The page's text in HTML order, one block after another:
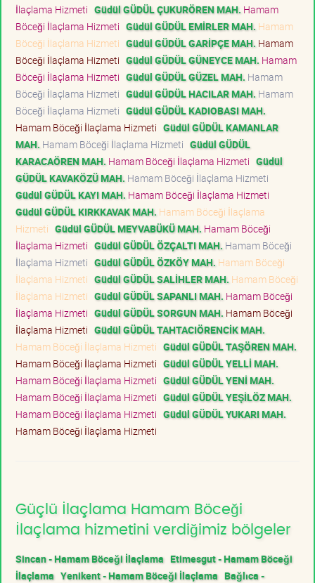
İlaçlama Hizmeti Güdül GÜDÜL ÇUKURÖREN MAH. Hamam
Böceği İlaçlama Hizmeti Güdül GÜDÜL EMİRLER MAH. Hamam
Böceği İlaçlama Hizmeti Güdül GÜDÜL GARİPÇE MAH. Hamam
Böceği İlaçlama Hizmeti Güdül GÜDÜL GÜNEYCE MAH. Hamam
Böceği İlaçlama Hizmeti Güdül GÜDÜL GÜZEL MAH. Hamam
Böceği İlaçlama Hizmeti Güdül GÜDÜL HACILAR MAH. Hamam
Böceği İlaçlama Hizmeti Güdül GÜDÜL KADIOBASI MAH.
Hamam Böceği İlaçlama Hizmeti Güdül GÜDÜL KAMANLAR
MAH. Hamam Böceği İlaçlama Hizmeti Güdül GÜDÜL
KARACAÖREN MAH. Hamam Böceği İlaçlama Hizmeti Güdül
GÜDÜL KAVAKÖZÜ MAH. Hamam Böceği İlaçlama Hizmeti
Güdül GÜDÜL KAYI MAH. Hamam Böceği İlaçlama Hizmeti
Güdül GÜDÜL KIRKKAVAK MAH. Hamam Böceği İlaçlama
Hizmeti Güdül GÜDÜL MEYVABÜKÜ MAH. Hamam Böceği
İlaçlama Hizmeti Güdül GÜDÜL ÖZÇALTI MAH. Hamam Böceği
İlaçlama Hizmeti Güdül GÜDÜL ÖZKÖY MAH. Hamam Böceği
İlaçlama Hizmeti Güdül GÜDÜL SALİHLER MAH. Hamam Böceği
İlaçlama Hizmeti Güdül GÜDÜL SAPANLI MAH. Hamam Böceği
İlaçlama Hizmeti Güdül GÜDÜL SORGUN MAH. Hamam Böceği
İlaçlama Hizmeti Güdül GÜDÜL TAHTACIÖRENCİK MAH.
Hamam Böceği İlaçlama Hizmeti Güdül GÜDÜL TAŞÖREN MAH.
Hamam Böceği İlaçlama Hizmeti Güdül GÜDÜL YELLİ MAH.
Hamam Böceği İlaçlama Hizmeti Güdül GÜDÜL YENİ MAH.
Hamam Böceği İlaçlama Hizmeti Güdül GÜDÜL YEŞİLÖZ MAH.
Hamam Böceği İlaçlama Hizmeti Güdül GÜDÜL YUKARI MAH.
Hamam Böceği İlaçlama Hizmeti
Güçlü İlaçlama Hamam Böceği
İlaçlama hizmetini verdiğimiz bölgeler
Sincan - Hamam Böceği İlaçlama Etimesgut - Hamam Böceği
İlaçlama Yenikent - Hamam Böceği İlaçlama Bağlıca -